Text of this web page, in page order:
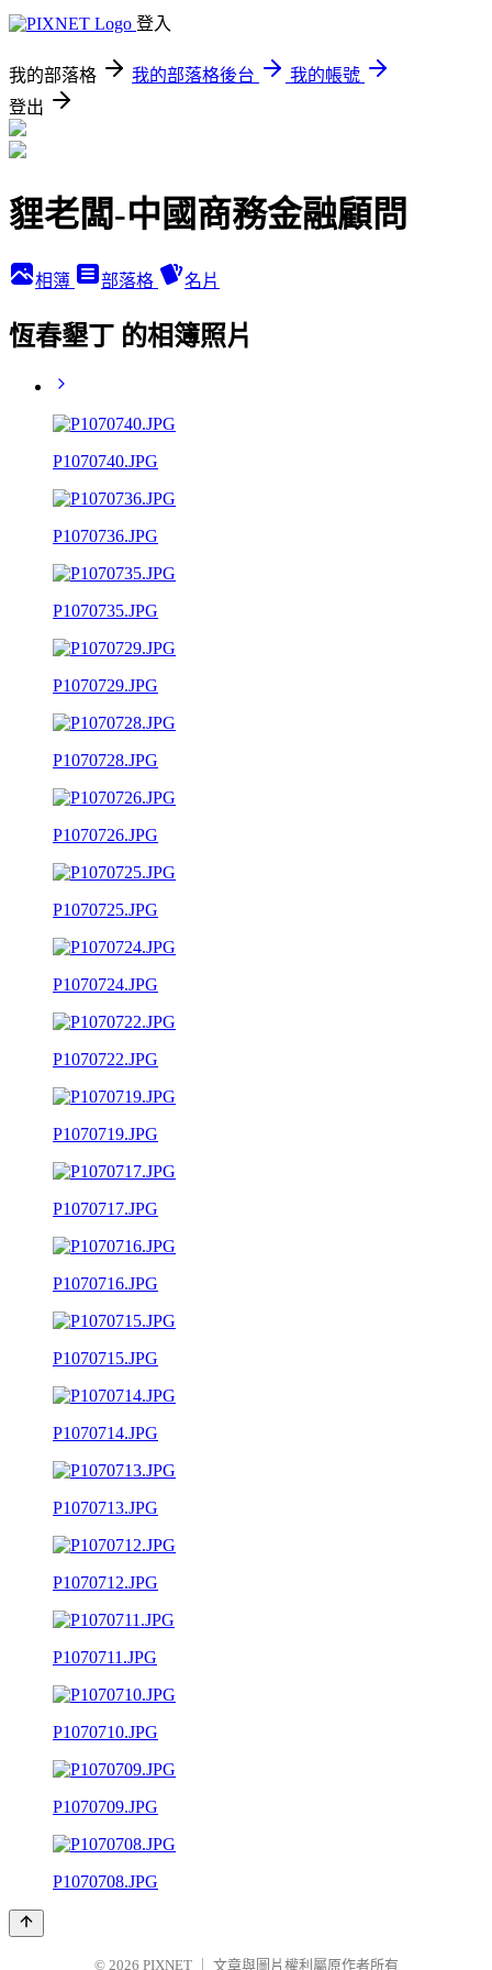
登入
我的部落格 我的部落格後台
我的帳號
登出
貍老闆-中國商務金融顧問
相簿 部落格 名片
恆春墾丁 的相簿照片
P1070740.JPG
P1070736.JPG
P1070735.JPG
P1070729.JPG
P1070728.JPG
P1070726.JPG
P1070725.JPG
P1070724.JPG
P1070722.JPG
P1070719.JPG
P1070717.JPG
P1070716.JPG
P1070715.JPG
P1070714.JPG
P1070713.JPG
P1070712.JPG
P1070711.JPG
P1070710.JPG
P1070709.JPG
P1070708.JPG
© 2026 PIXNET 文章與圖片權利屬原作者所有